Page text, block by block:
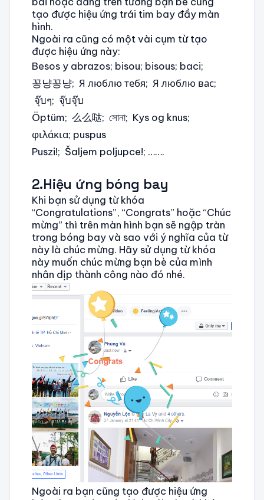
tạo được hiệu ứng trái tim bay đầy màn
hình.
Ngoài ra cũng có một vài cụm từ tạo
được hiệu ứng này:
Besos y abrazos; bisou; bisous; baci;
꽁냥꽁냥; Я люблю тебя; Я люблю вас;
จุ๊บๆ; จุ๊บจุ๊บ
Öptüm; 么么哒; সোনা; Kys og knus;
φιλάκια; puspus
Puszi!; Šaljem poljupce!; …….
2.Hiệu ứng bóng bay
Khi bạn sử dụng từ khóa
“Congratulations”, “Congrats” hoặc “Chúc
mừng” thì trên màn hình bạn sẽ ngập tràn
trong bóng bay và sao với ý nghĩa của từ
này là chúc mừng. Hãy sử dụng từ khóa
này muốn chúc mừng bạn bè của mình
nhân dịp thành công nào đó nhé.
Ngoài ra bạn cũng tạo được hiệu ứng